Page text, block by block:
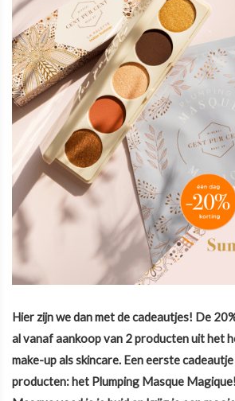
Hier zijn we dan met de cadeautjes! De
al vanaf aankoop van 2 producten uit het
make-up als skincare. Een eerste
producten: het Plumping Masque